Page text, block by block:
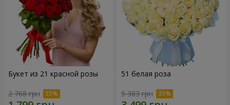
Букет из 21 красной розы
2 768 грн
51 белая роза
5 383 грн